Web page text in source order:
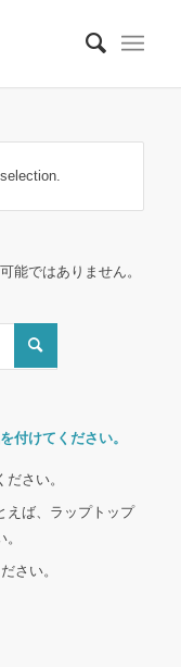
能ではありません。
付けてください。
さい。
えば、ラップトップ
さい。